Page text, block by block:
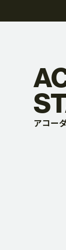
アコー